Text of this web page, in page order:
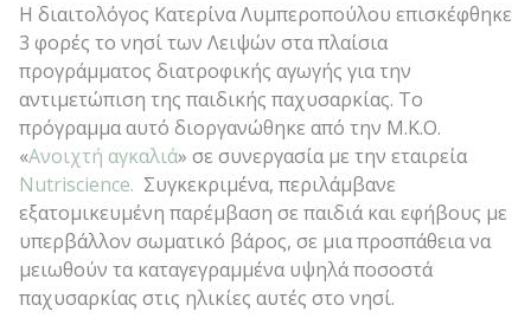
Η διαιτολόγος Κατερίνα Λυμπεροπούλου επισκέφθηκε
3 φορές το νησί των Λειψών στα πλαίσια
προγράμματος διατροφικής αγωγής για την
αντιμετώπιση της παιδικής παχυσαρκίας. Το
πρόγραμμα αυτό διοργανώθηκε από την Μ.Κ.Ο.
«Ανοιχτή αγκαλιά» σε συνεργασία με την εταιρεία
Nutriscience. Συγκεκριμένα, περιλάμβανε
εξατομικευμένη παρέμβαση σε παιδιά και εφήβους με
υπερβάλλον σωματικό βάρος, σε μια προσπάθεια να
μειωθούν τα καταγεγραμμένα υψηλά ποσοστά
παχυσαρκίας στις ηλικίες αυτές στο νησί.